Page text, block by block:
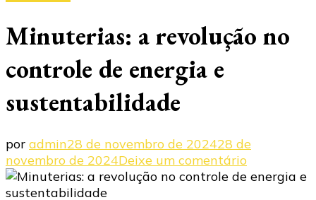
Minuterias: a revolução no
controle de energia e
sustentabilidade
por admin28 de novembro de 202428 de
novembro de 2024Deixe um comentárioem
Minuterias: